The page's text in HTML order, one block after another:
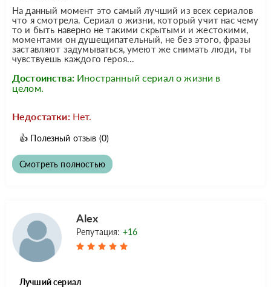
На данный момент это самый лучший из всех сериалов
что я смотрела. Сериал о жизни, который учит нас чему
то и быть наверно не такими скрытыми и жестокими,
моментами он душещипательный, не без этого, фразы
заставляют задумываться, умеют же снимать люди, ты
чувствуешь каждого героя...
Достоинства: Иностранный сериал о жизни в
целом.
Недостатки: Нет.
👍 Полезный отзыв (0)
Смотреть полностью
Alex
Репутация: +16
Лучший сериал